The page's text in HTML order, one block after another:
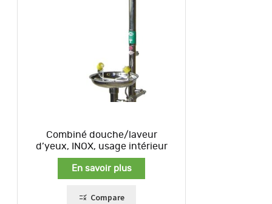
Combiné douche/laveur
d’yeux, INOX, usage intérieur
En savoir plus
Compare